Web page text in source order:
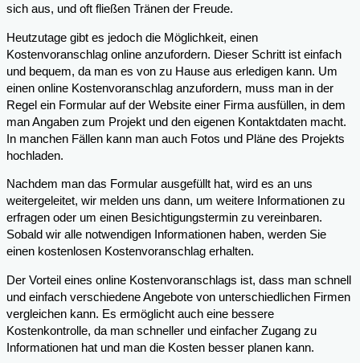
sich aus, und oft fließen Tränen der Freude.
Heutzutage gibt es jedoch die Möglichkeit, einen
Kostenvoranschlag online anzufordern. Dieser Schritt ist einfach
und bequem, da man es von zu Hause aus erledigen kann. Um
einen online Kostenvoranschlag anzufordern, muss man in der
Regel ein Formular auf der Website einer Firma ausfüllen, in dem
man Angaben zum Projekt und den eigenen Kontaktdaten macht.
In manchen Fällen kann man auch Fotos und Pläne des Projekts
hochladen.
Nachdem man das Formular ausgefüllt hat, wird es an uns
weitergeleitet, wir melden uns dann, um weitere Informationen zu
erfragen oder um einen Besichtigungstermin zu vereinbaren.
Sobald wir alle notwendigen Informationen haben, werden Sie
einen kostenlosen Kostenvoranschlag erhalten.
Der Vorteil eines online Kostenvoranschlags ist, dass man schnell
und einfach verschiedene Angebote von unterschiedlichen Firmen
vergleichen kann. Es ermöglicht auch eine bessere
Kostenkontrolle, da man schneller und einfacher Zugang zu
Informationen hat und man die Kosten besser planen kann.